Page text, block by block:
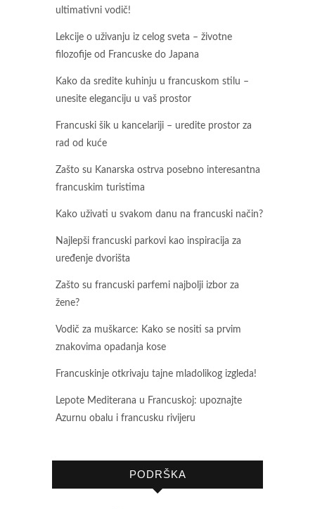
ultimativni vodič!
Lekcije o uživanju iz celog sveta – životne
filozofije od Francuske do Japana
Kako da sredite kuhinju u francuskom stilu –
unesite eleganciju u vaš prostor
Francuski šik u kancelariji – uredite prostor za
rad od kuće
Zašto su Kanarska ostrva posebno interesantna
francuskim turistima
Kako uživati u svakom danu na francuski način?
Najlepši francuski parkovi kao inspiracija za
uređenje dvorišta
Zašto su francuski parfemi najbolji izbor za
žene?
Vodič za muškarce: Kako se nositi sa prvim
znakovima opadanja kose
Francuskinje otkrivaju tajne mladolikog izgleda!
Lepote Mediterana u Francuskoj: upoznajte
Azurnu obalu i francusku rivijeru
PODRŠKA